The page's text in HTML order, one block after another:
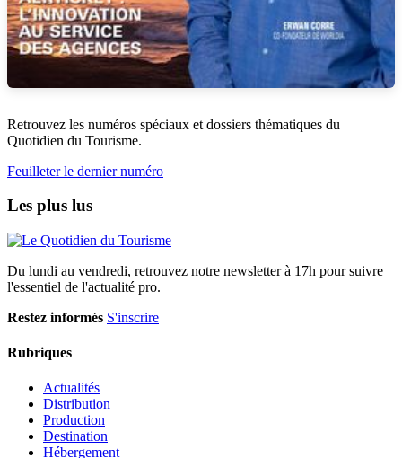
Retrouvez les numéros spéciaux et dossiers thématiques du
Quotidien du Tourisme.
Feuilleter le dernier numéro
Les plus lus
Du lundi au vendredi, retrouvez notre newsletter à 17h pour suivre
l'essentiel de l'actualité pro.
Restez informés S'inscrire
Rubriques
Actualités
Distribution
Production
Destination
Hébergement